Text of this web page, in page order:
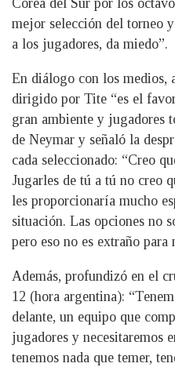
Corea del Sur por los
mejor selección del torneo
a los jugadores, da miedo”.
En diálogo con los medios,
dirigido por Tite “es el
gran ambiente y jugadores
de Neymar y señaló la
cada seleccionado: “Creo
Jugarles de tú a tú no creo
les proporcionaría mucho
situación. Las opciones no
pero eso no es extraño para
Además, profundizó en el
12 (hora argentina):
delante, un equipo que
jugadores y necesitaremos
tenemos nada que temer,